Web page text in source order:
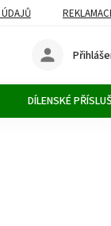
DÍLENSKÉ